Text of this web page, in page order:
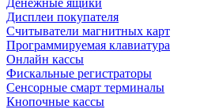
Денежные ящики
Дисплеи покупателя
Считыватели магнитных карт
Программируемая клавиатура
Онлайн кассы
Фискальные регистраторы
Сенсорные смарт терминалы
Кнопочные кассы